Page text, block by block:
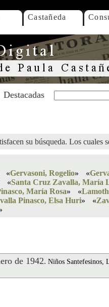
Castañeda
Destacadas
su búsqueda. Los cuales
«Gervasoni, Rogelio» «
«Santa Cruz Zavalla, María
María Rosa» «
Pinasco, Elsa Huri» «
de 1942. Niños Santefesinos,